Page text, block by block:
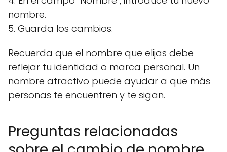
nombre.
5. Guarda los cambios.
Recuerda que el nombre que elijas debe
reflejar tu identidad o marca personal. Un
nombre atractivo puede ayudar a que más
personas te encuentren y te sigan.
Preguntas relacionadas